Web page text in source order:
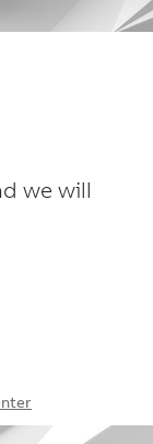
we will